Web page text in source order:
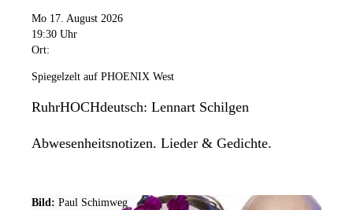
Mo 17. August 2026
19:30 Uhr
Ort:
Spiegelzelt auf PHOENIX West
RuhrHOCHdeutsch: Lennart Schilgen
Abwesenheitsnotizen. Lieder & Gedichte.
Bild: Paul Schimweg